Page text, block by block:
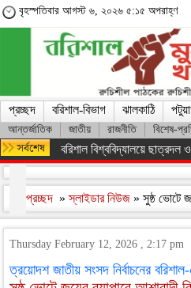
বৃহস্পতিবার আগস্ট ৬, ২০২৬ ৫:১৫ অপরাহ্ণ
প্রচ্ছদ বরিশাল-বিভাগ ঝালকাঠি
আন্তর্জাতিক জাতীয় রাজনীতি বিশেষ-
বরিশাল বিশ্ববিদ্যালয়ে ছাত্রদল ও
প্রচ্ছদ »স্লাইডার নিউজ » সুষ্ঠ ভোটে
Thursday February 12, 2026 , 2:17 pm
ত্রয়োদশ জাতীয় সংসদ নির্বাচনের